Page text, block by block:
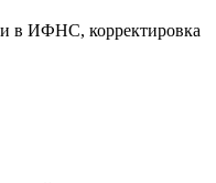
в ИФНС, корректировка